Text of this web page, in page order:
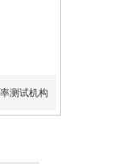
测试机构